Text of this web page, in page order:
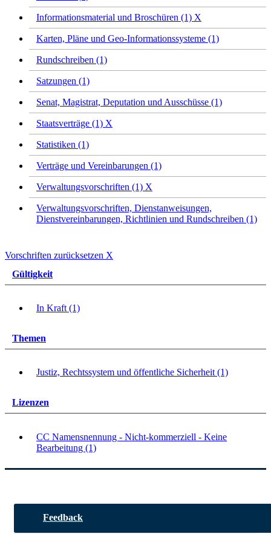
Informationsmaterial und Broschüren (1) X
Karten, Pläne und Geo-Informationssysteme (1)
Rundschreiben (1)
Satzungen (1)
Senat, Magistrat, Deputation und Ausschüsse (1)
Staatsverträge (1) X
Statistiken (1)
Verträge und Vereinbarungen (1)
Verwaltungsvorschriften (1) X
Verwaltungsvorschriften, Dienstanweisungen,
Dienstvereinbarungen, Richtlinien und Rundschreiben (1)
Vorschriften zurücksetzen X
Gültigkeit
In Kraft (1)
Themen
Justiz, Rechtssystem und öffentliche Sicherheit (1)
Lizenzen
CC Namensnennung - Nicht-kommerziell - Keine
Bearbeitung (1)
Feedback